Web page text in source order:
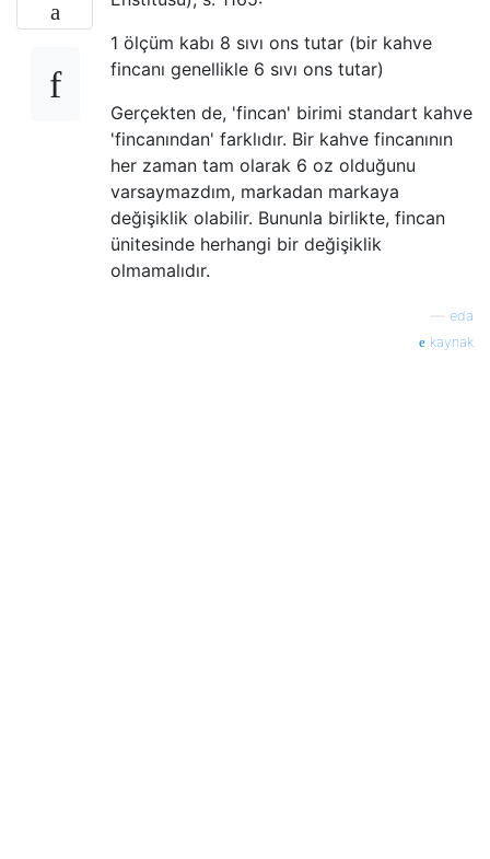
1 ölçüm kabı 8 sıvı ons tutar (bir kahve
fincanı genellikle 6 sıvı ons tutar)
Gerçekten de, 'fincan' birimi standart kahve
'fincanından' farklıdır. Bir kahve fincanının
her zaman tam olarak 6 oz olduğunu
varsaymazdım, markadan markaya
değişiklik olabilir. Bununla birlikte, fincan
ünitesinde herhangi bir değişiklik
olmamalıdır.
eda
kaynak